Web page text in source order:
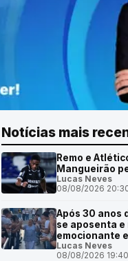
Notícias mais
Remo e
Mangueirão
Lucas Neves
08/08/2026
Após 30 anos
se aposenta e
emocionante
Lucas Neves
08/08/2026